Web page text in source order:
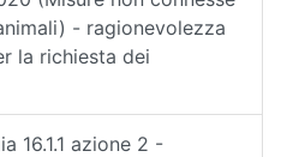
- ragionevolezza
la richiesta dei
16.1.1 azione 2 -